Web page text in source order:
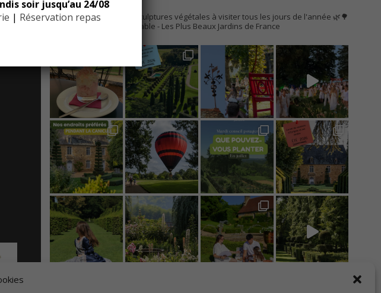
EYRIGNAC
10 hectares de sculptures végétales à visiter tous les jours de l'année 🌿🌳
- Jardin Remarquable- Les Plus Beaux Jardins de France
soir jusqu’au 24/08
| Réservation repas